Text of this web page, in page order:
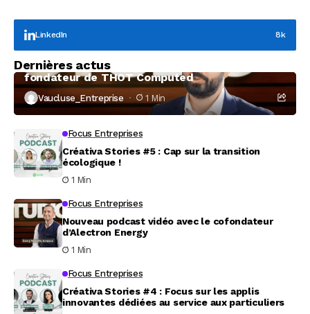
LinkedIn 8k
Dernières actus
À la rencontre de Christophe Coeffier, dirigeant
fondateur de THOT Computed
Vaucluse_Entreprise 1 Min
Focus Entreprises
Créativa Stories #5 : Cap sur la transition
écologique !
1 Min
Focus Entreprises
Nouveau podcast vidéo avec le cofondateur
d’Alectron Energy
1 Min
Focus Entreprises
Créativa Stories #4 : Focus sur les applis
innovantes dédiées au service aux particuliers